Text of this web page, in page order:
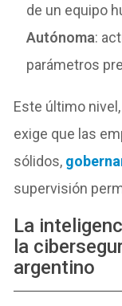
de un equipo
Autónoma:
parámetros
Este último
exige que las
sólidos,
supervisión
La
la
argentino